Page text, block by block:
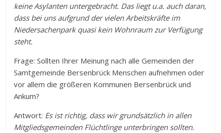
keine Asylanten untergebracht. Das liegt u.a. auch daran,
dass bei uns aufgrund der vielen Arbeitskräfte im
Niedersachenpark quasi kein Wohnraum zur Verfügung
steht.
Frage: Sollten Ihrer Meinung nach alle Gemeinden der
Samtgemeinde Bersenbrück Menschen aufnehmen oder
vor allem die größeren Kommunen Bersenbrück und
Ankum?
Antwort: Es ist richtig, dass wir grundsätzlich in allen
Mitgliedsgemeinden Flüchtlinge unterbringen sollten.